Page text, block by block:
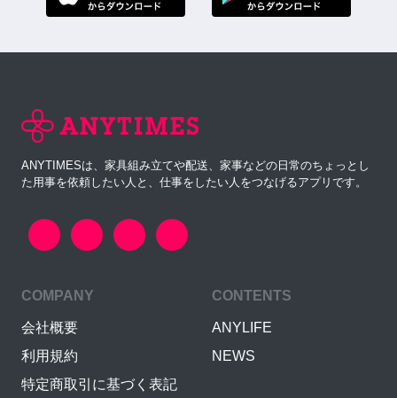
ANYTIMESは、家具組み立てや配送、家事などの日常のちょっとし
た用事を依頼したい人と、仕事をしたい人をつなげるアプリです。
COMPANY
会社概要
利用規約
特定商取引に基づく表記
CONTENTS
ANYLIFE
NEWS